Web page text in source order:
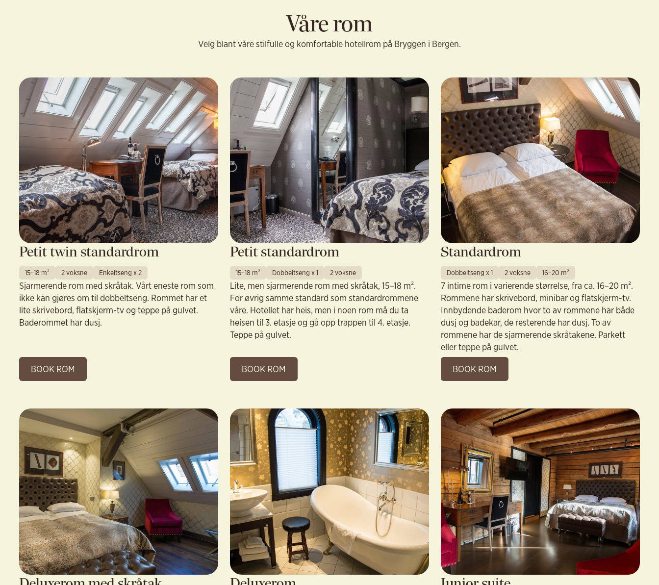
Våre rom
Velg blant våre stilfulle og komfortable hotellrom på Bryggen i Bergen.
Petit twin standardrom
15–18 m² 2 voksne Enkeltseng x 2
Sjarmerende rom med skråtak. Vårt eneste rom som
ikke kan gjøres om til dobbeltseng. Rommet har et
lite skrivebord, flatskjerm-tv og teppe på gulvet.
Baderommet har dusj.
BOOK ROM
Petit standardrom
15–18 m² Dobbeltseng x 1 2 voksne
Lite, men sjarmerende rom med skråtak, 15–18 m².
For øvrig samme standard som standardrommene
våre. Hotellet har heis, men i noen rom må du ta
heisen til 3. etasje og gå opp trappen til 4. etasje.
Teppe på gulvet.
BOOK ROM
Standardrom
Dobbeltseng x 1 2 voksne 16–20 m²
7 intime rom i varierende størrelse, fra ca. 16–20 m².
Rommene har skrivebord, minibar og flatskjerm-tv.
Innbydende baderom hvor to av rommene har både
dusj og badekar, de resterende har dusj. To av
rommene har de sjarmerende skråtakene. Parkett
eller teppe på gulvet.
BOOK ROM